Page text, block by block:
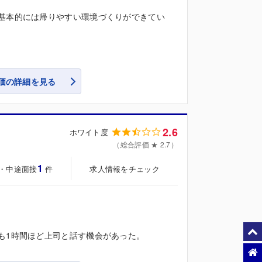
本的には帰りやすい環境づくりができてい
の詳細を見る
ホワイト度 2.6
（総合評価 ★ 2.7）
中途面接1 件 求人情報をチェック
時間ほど上司と話す機会があった。